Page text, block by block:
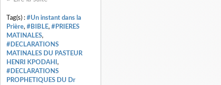
Tag(s) : #Un instant dans la
Prière, #BIBLE, #PRIERES
MATINALES,
#DECLARATIONS
MATINALES DU PASTEUR
HENRI KPODAHI ,
#DECLARATIONS
PROPHETIQUES DU Dr